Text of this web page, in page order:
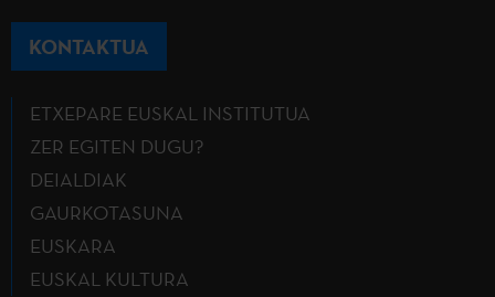
KONTAKTUA
ETXEPARE EUSKAL INSTITUTUA
ZER EGITEN DUGU?
DEIALDIAK
GAURKOTASUNA
EUSKARA
EUSKAL KULTURA